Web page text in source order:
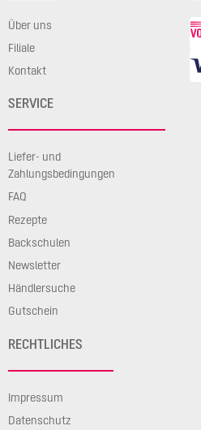
Über uns
Filiale
Kontakt
SERVICE
Liefer- und
Zahlungsbedingungen
FAQ
Rezepte
Backschulen
Newsletter
Händlersuche
Gutschein
RECHTLICHES
Impressum
Datenschutz